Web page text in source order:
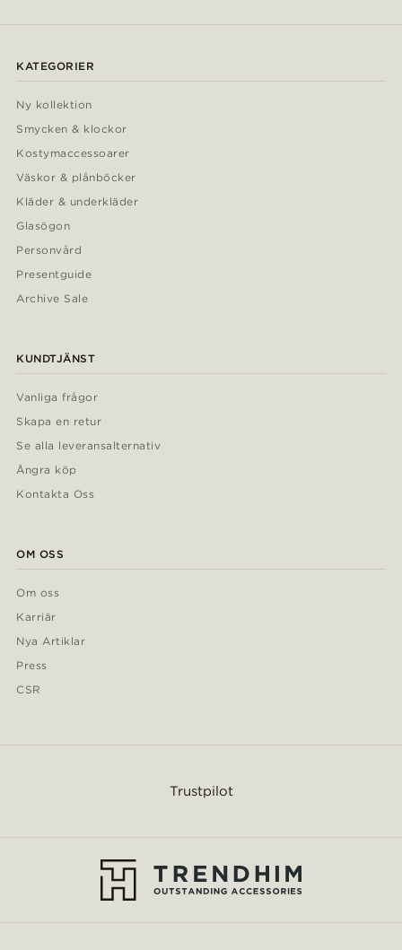
KATEGORIER
Ny kollektion
Smycken & klockor
Kostymaccessoarer
Väskor & plånböcker
Kläder & underkläder
Glasögon
Personvård
Presentguide
Archive Sale
KUNDTJÄNST
Vanliga frågor
Skapa en retur
Se alla leveransalternativ
Ångra köp
Kontakta Oss
OM OSS
Om oss
Karriär
Nya Artiklar
Press
CSR
Trustpilot